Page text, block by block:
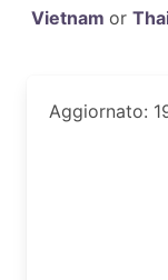
Vietnam or
Aggiornato: